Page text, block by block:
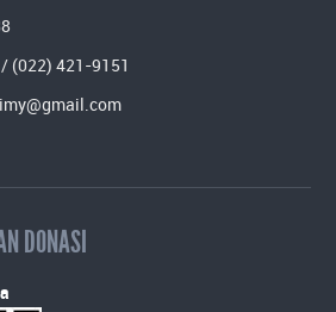
(022) 421-9151
DONASI